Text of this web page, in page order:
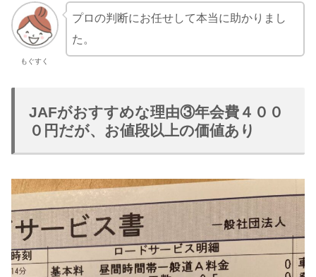
もぐすく
プロの判断にお任せして本当に助かりまし
た。
JAFがおすすめな理由③年会費４００
０円だが、お値段以上の価値あり